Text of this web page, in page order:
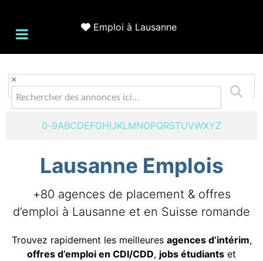
Emploi à Lausanne
×
0-9ABCDEFGHIJKLMNOPQRSTUVWXYZ
Lausanne Emplois
+80 agences de placement & offres
d’emploi à Lausanne et en Suisse romande
Trouvez rapidement les meilleures agences d’intérim,
offres d’emploi en CDI/CDD, jobs étudiants et